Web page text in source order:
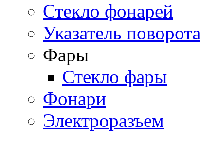
Стекло фонарей
Указатель поворота
Фары
Стекло фары
Фонари
Электроразъем